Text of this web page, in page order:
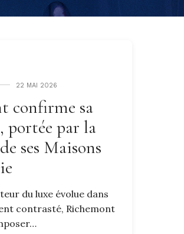
22 MAI 2026
confirme sa
portée par la
ses Maisons
du luxe évolue dans
contrasté, Richemont